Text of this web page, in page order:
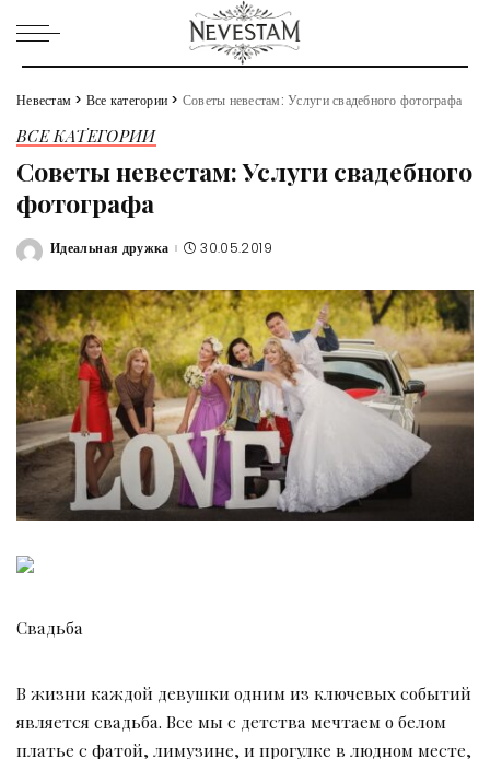
Невестам > Все категории > Советы невестам: Услуги свадебного фотографа
ВСЕ КАТЕГОРИИ
Советы невестам: Услуги свадебного
фотографа
Posted
Идеальная дружка 30.05.2019
Свадьба
В жизни каждой девушки одним из ключевых событий
является свадьба. Все мы с детства мечтаем о белом
платье с фатой, лимузине, и прогулке в людном месте,